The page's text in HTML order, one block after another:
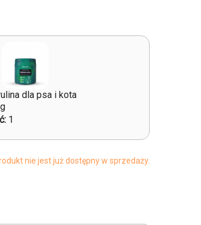
dla psa i kota
1
nie jest już dostępny w sprzedaży.